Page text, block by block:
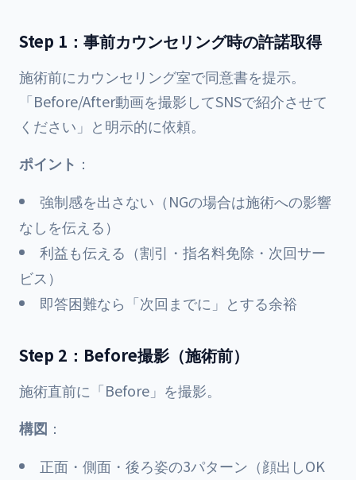
Step 1：事前カウンセリング時の許諾取得
施術前にカウンセリング室で同意書を提示。
「Before/After動画を撮影してSNSで紹介させて
ください」と明示的に依頼。
ポイント ：
強制感を出さない（NGの場合は施術への影響
なしを伝える）
利益も伝える（割引・指名料免除・次回サー
ビス）
即答困難なら「次回までに」とする余裕
Step 2：Before撮影（施術前）
施術直前に「Before」を撮影。
構図 ：
正面・側面・後ろ姿の3パターン（顔出しOK